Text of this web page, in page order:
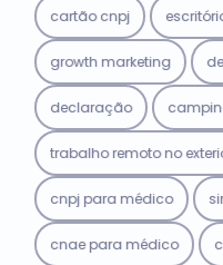
cartão cnpj
growth marketing
declaração
trabalho remoto no
cnpj para médico
cnae para médico